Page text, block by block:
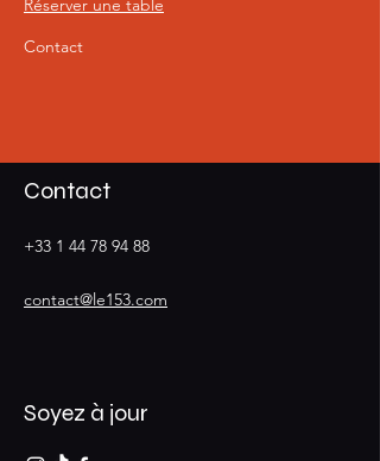
Réserver une table
Contact
Contact
+33 1 44 78 94 88
contact@le153.com
Soyez à jour